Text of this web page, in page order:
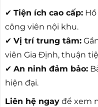
✔ Tiện ích cao cấp:
công viên nội khu.
✔ Vị trí trung tâm:
viên Gia Định, thuận
✔ An ninh đảm bảo:
hiện đại.
Liên hệ ngay để xem